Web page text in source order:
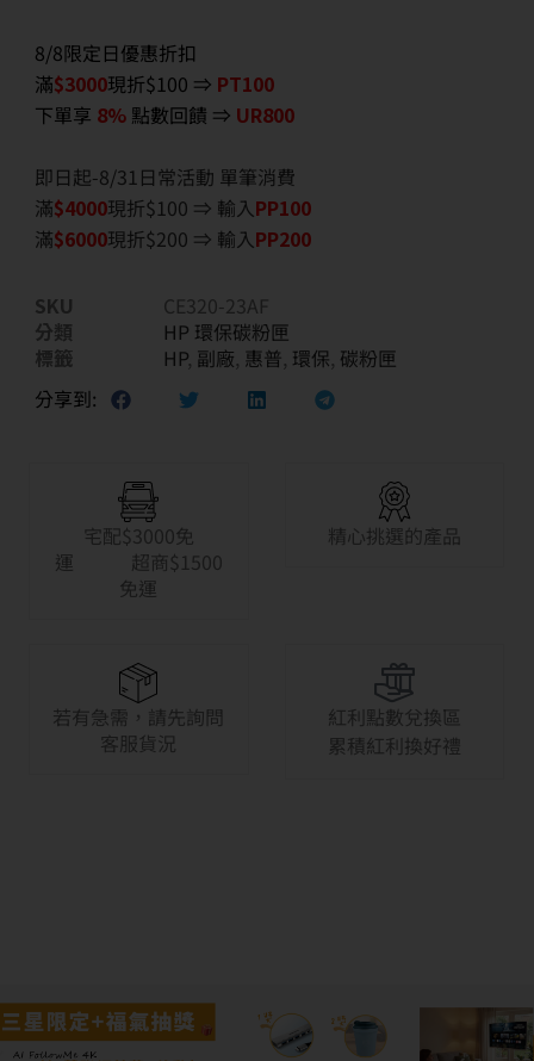
8/8限定日優惠折扣
滿$3000現折$100 ⇒ PT100
下單享 8% 點數回饋 ⇒ UR800
即日起-8/31日常活動 單筆消費
滿$4000現折$100 ⇒ 輸入PP100
滿$6000現折$200 ⇒ 輸入PP200
SKU
CE320-23AF
分類
HP 環保碳粉匣
標籤
HP, 副廠, 惠普, 環保, 碳粉匣
分享到:
宅配$3000免
運 超商$1500
免運
精心挑選的產品
若有急需，請先詢問
客服貨況
紅利點數兌換區
累積紅利換好禮